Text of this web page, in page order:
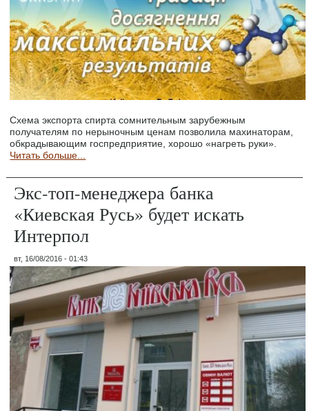
Схема экспорта спирта сомнительным зарубежным
получателям по нерыночным ценам позволила махинаторам,
обкрадывающим госпредприятие, хорошо «нагреть руки».
Читать больше...
Экс-топ-менеджера банка
«Киевская Русь» будет искать
Интерпол
вт, 16/08/2016 - 01:43